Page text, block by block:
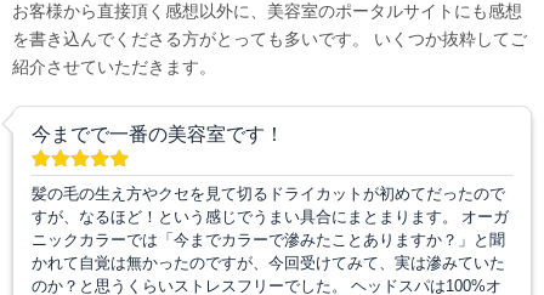
お客様から直接頂く感想以外に、美容室のポータルサイトにも感想
を書き込んでくださる方がとっても多いです。 いくつか抜粋してご
紹介させていただきます。
今までで一番の美容室です！
髪の毛の生え方やクセを見て切るドライカットが初めてだったので
すが、なるほど！という感じでうまい具合にまとまります。 オーガ
ニックカラーでは「今までカラーで滲みたことありますか？」と聞
かれて自覚は無かったのですが、今回受けてみて、実は滲みていた
のか？と思うくらいストレスフリーでした。 ヘッドスパは100%オ